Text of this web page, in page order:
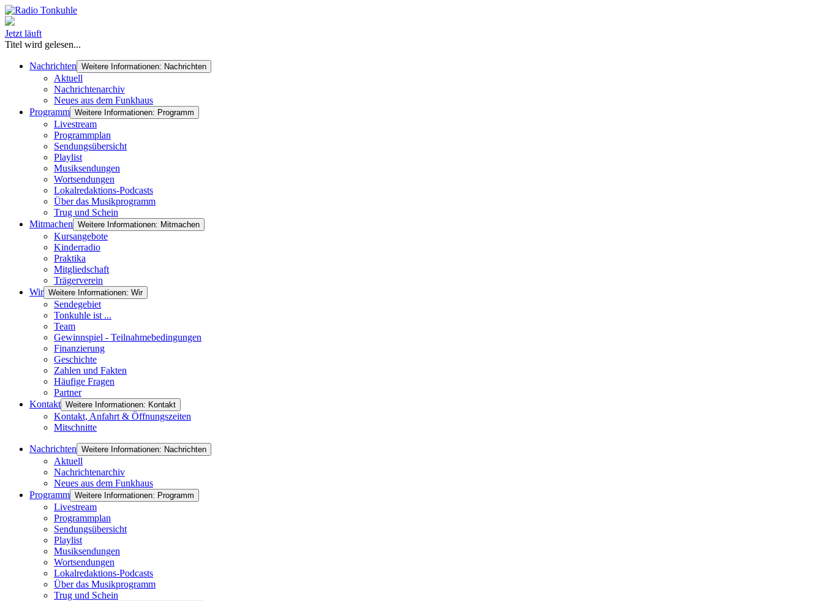
Jetzt läuft
Titel wird gelesen...
Nachrichten Weitere Informationen: Nachrichten
Aktuell
Nachrichtenarchiv
Neues aus dem Funkhaus
Programm Weitere Informationen: Programm
Livestream
Programmplan
Sendungsübersicht
Playlist
Musiksendungen
Wortsendungen
Lokalredaktions-Podcasts
Über das Musikprogramm
Trug und Schein
Mitmachen Weitere Informationen: Mitmachen
Kursangebote
Kinderradio
Praktika
Mitgliedschaft
Trägerverein
Wir Weitere Informationen: Wir
Sendegebiet
Tonkuhle ist ...
Team
Gewinnspiel - Teilnahmebedingungen
Finanzierung
Geschichte
Zahlen und Fakten
Häufige Fragen
Partner
Kontakt Weitere Informationen: Kontakt
Kontakt, Anfahrt & Öffnungszeiten
Mitschnitte
Nachrichten Weitere Informationen: Nachrichten
Aktuell
Nachrichtenarchiv
Neues aus dem Funkhaus
Programm Weitere Informationen: Programm
Livestream
Programmplan
Sendungsübersicht
Playlist
Musiksendungen
Wortsendungen
Lokalredaktions-Podcasts
Über das Musikprogramm
Trug und Schein